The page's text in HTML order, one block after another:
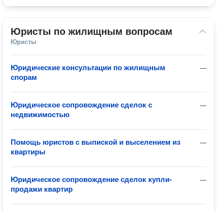
Юристы по жилищным вопросам
Юристы
—
Юридические консультации по жилищным
спорам
—
Юридическое сопровождение сделок с
недвижимостью
—
Помощь юристов с выпиской и выселением из
квартиры
—
Юридическое сопровождение сделок купли-
продажи квартир